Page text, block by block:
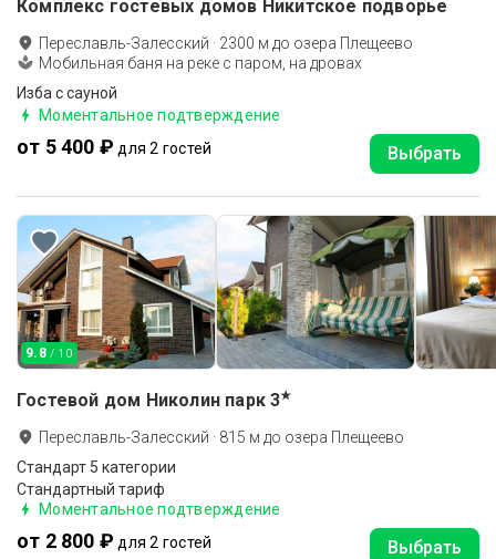
Комплекс гостевых домов Никитское подворье
Переславль-Залесский · 2300 м до озера Плещеево
Мобильная баня на реке с паром, на дровах
Изба с сауной
Моментальное подтверждение
от 5 400 ₽ для 2 гостей Выбрать
9.8 / 10
Гостевой дом Николин парк 3★
Переславль-Залесский · 815 м до озера Плещеево
Стандарт 5 категории
Стандартный тариф
Моментальное подтверждение
от 2 800 ₽ для 2 гостей Выбрать